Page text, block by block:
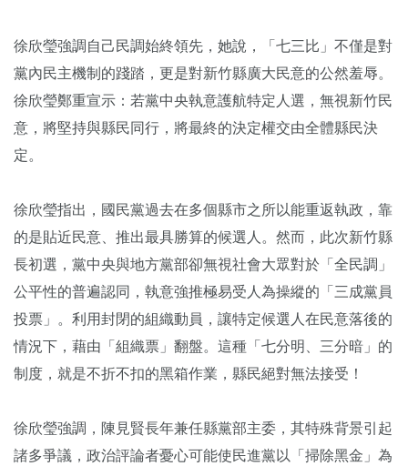
徐欣瑩強調自己民調始終領先，她說，「七三比」不僅是對
黨內民主機制的踐踏，更是對新竹縣廣大民意的公然羞辱。
徐欣瑩鄭重宣示：若黨中央執意護航特定人選，無視新竹民
意，將堅持與縣民同行，將最終的決定權交由全體縣民決
定。
徐欣瑩指出，國民黨過去在多個縣市之所以能重返執政，靠
的是貼近民意、推出最具勝算的候選人。然而，此次新竹縣
長初選，黨中央與地方黨部卻無視社會大眾對於「全民調」
公平性的普遍認同，執意強推極易受人為操縱的「三成黨員
投票」。利用封閉的組織動員，讓特定候選人在民意落後的
情況下，藉由「組織票」翻盤。這種「七分明、三分暗」的
制度，就是不折不扣的黑箱作業，縣民絕對無法接受！
徐欣瑩強調，陳見賢長年兼任縣黨部主委，其特殊背景引起
諸多爭議，政治評論者憂心可能使民進黨以「掃除黑金」為